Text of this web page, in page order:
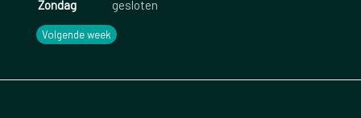
Zondag
gesloten
Volgende week